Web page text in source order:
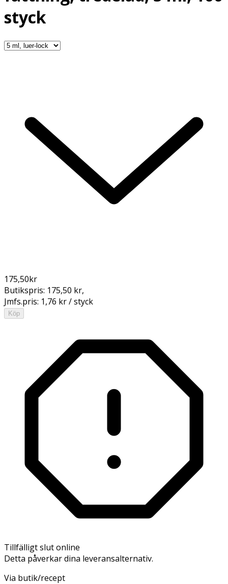
styck
175,50kr
Butikspris: 175,50 kr,
Jmfs.pris: 1,76 kr / styck
Köp
Tillfälligt slut online
Detta påverkar dina leveransalternativ.
Via butik/recept